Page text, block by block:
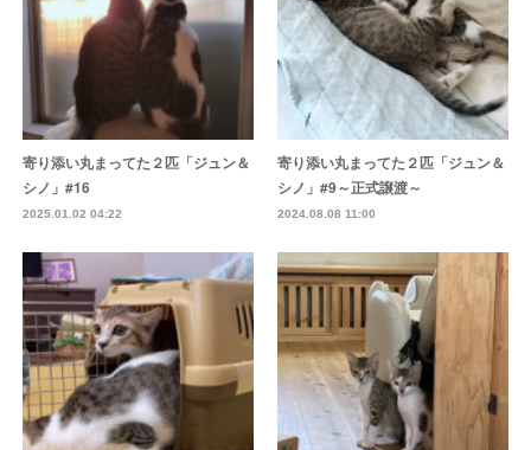
寄り添い丸まってた２匹「ジュン＆
シノ」#16
2025.01.02 04:22
寄り添い丸まってた２匹「ジュン＆
シノ」#9～正式譲渡～
2024.08.08 11:00